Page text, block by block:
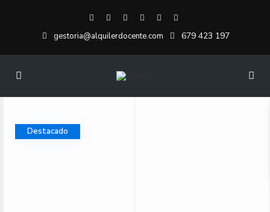
gestoria@alquilerdocente.com 679 423 197
Destacado